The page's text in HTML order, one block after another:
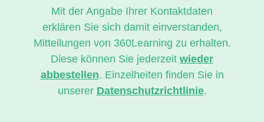
Mit der Angabe Ihrer Kontaktdaten
erklären Sie sich damit einverstanden,
Mitteilungen von 360Learning zu erhalten.
Diese können Sie jederzeit wieder
abbestellen. Einzelheiten finden Sie in
unserer Datenschutzrichtlinie.